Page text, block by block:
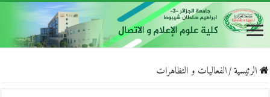
الرئيسية/الفعاليات و التظاهرات